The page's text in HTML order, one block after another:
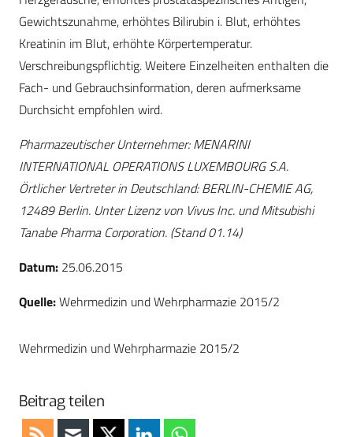
Gewichtszunahme, erhöhtes Bilirubin i. Blut, erhöhtes
Kreatinin im Blut, erhöhte Körpertemperatur.
Verschreibungspflichtig. Weitere Einzelheiten enthalten die
Fach- und Gebrauchsinformation, deren aufmerksame
Durchsicht empfohlen wird.
Pharmazeutischer Unternehmer: MENARINI
INTERNATIONAL OPERATIONS LUXEMBOURG S.A.
Örtlicher Vertreter in Deutschland: BERLIN-CHEMIE AG,
12489 Berlin. Unter Lizenz von Vivus Inc. und Mitsubishi
Tanabe Pharma Corporation. (Stand 01.14)
Datum: 25.06.2015
Quelle:Wehrmedizin und Wehrpharmazie 2015/2
Wehrmedizin und Wehrpharmazie 2015/2
Beitrag teilen